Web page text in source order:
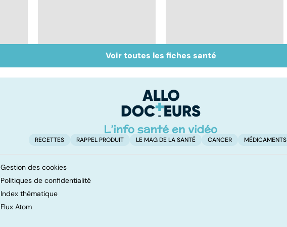
Perturbateurs
endocriniens : une
Pollution : quand le
danger vient de
Voir toutes les fiches santé
RECETTES RAPPEL PRODUIT LE MAG DE LA SANTÉ CANCER MÉDICAMENTS
Gestion des cookies
Politiques de confidentialité
Index thématique
Flux Atom